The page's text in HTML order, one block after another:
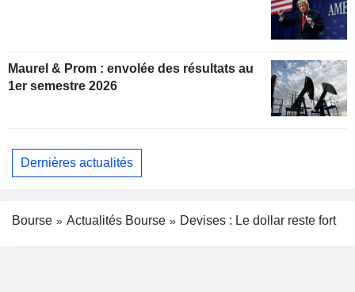
Maurel & Prom : envolée des résultats au
1er semestre 2026
Dernières actualités
Bourse Actualités Bourse Devises : Le dollar reste fort